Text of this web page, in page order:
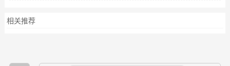
相关推荐